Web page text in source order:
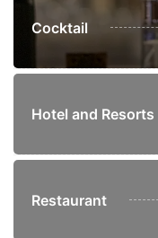
Cocktail
Hotel and Resorts
Restaurant